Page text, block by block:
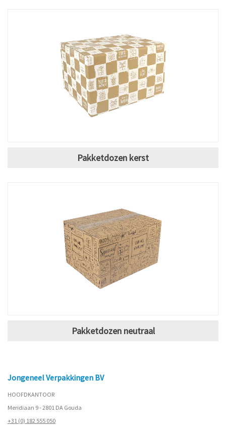
Pakketdozen kerst
Pakketdozen neutraal
Jongeneel Verpakkingen BV
HOOFDKANTOOR
Meridiaan 9 - 2801 DA Gouda
+31 (0) 182 555 050